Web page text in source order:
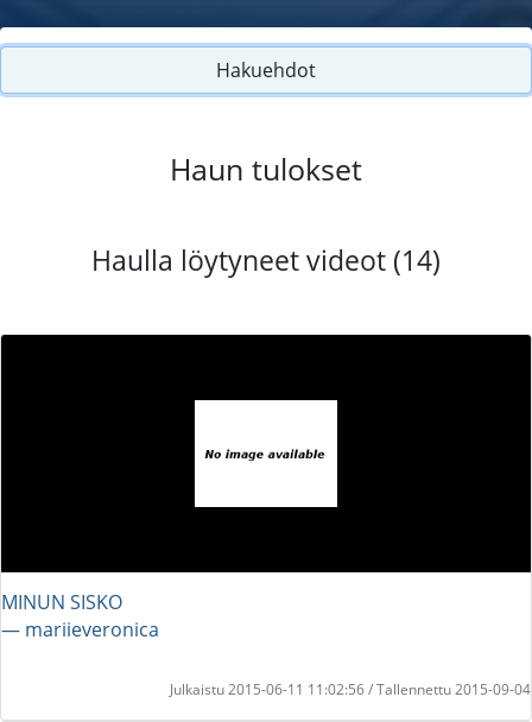
Hakuehdot
Haun tulokset
Haulla löytyneet videot (14)
MINUN SISKO
― mariieveronica
Julkaistu 2015-06-11 11:02:56 / Tallennettu 2015-09-04